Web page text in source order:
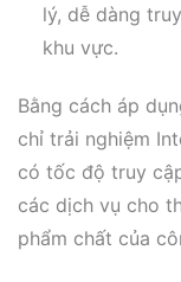
lý, dễ dàng
khu vực.
Bằng cách áp
chỉ trải nghiệm
có tốc độ truy
các dịch vụ cho
phẩm chất của